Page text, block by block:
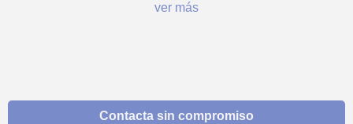
ver más
Contacta sin compromiso